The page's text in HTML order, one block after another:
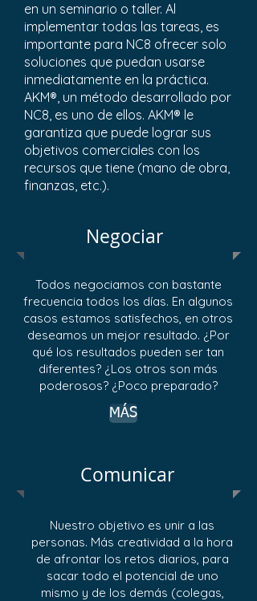
en un seminario o taller. Al
implementar todas las tareas, es
importante para NC8 ofrecer solo
soluciones que puedan usarse
inmediatamente en la práctica.
AKM®, un método desarrollado por
NC8, es uno de ellos. AKM® le
garantiza que puede lograr sus
objetivos comerciales con los
recursos que tiene (mano de obra,
finanzas, etc.).
Negociar
Todos negociamos con bastante
frecuencia todos los días. En algunos
casos estamos satisfechos, en otros
deseamos un mejor resultado. ¿Por
qué los resultados pueden ser tan
diferentes? ¿Los otros son más
poderosos? ¿Poco preparado?
MÁS
Comunicar
Nuestro objetivo es unir a las
personas. Más creatividad a la hora
de afrontar los retos diarios, para
sacar todo el potencial de uno
mismo y de los demás (colegas,